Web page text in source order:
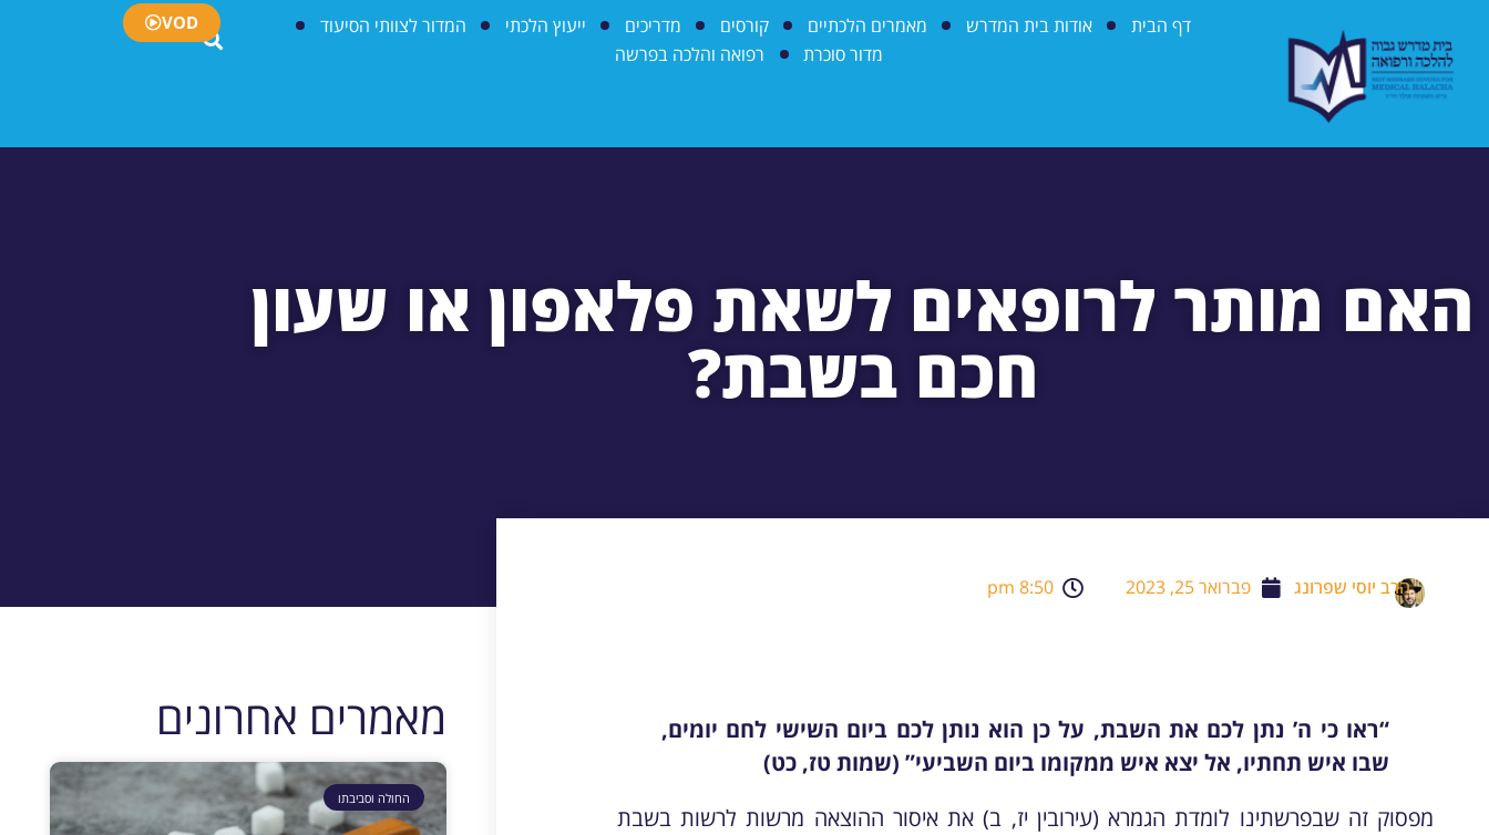
דף הבית אודות בית המדרש מאמרים הלכתיים קורסים מדריכים ייעוץ הלכתי
המדור לצוותי הסיעוד
מדור סוכרת
רפואה והלכה בפרשה
VOD
האם מותר לרופאים לשאת פלאפון או שעון
חכם בשבת?
הרב יוסי שפרונג פברואר 25, 2023 8:50 pm
“ראו כי ה’ נתן לכם את השבת, על כן הוא נותן לכם ביום השישי לחם יומים,
שבו איש תחתיו, אל יצא איש ממקומו ביום השביעי” (שמות טז, כט)
מפסוק זה שבפרשתינו לומדת הגמרא (עירובין יז, ב) את איסור ההוצאה מרשות לרשות בשבת
מאמרים אחרונים
החולה וסביבתו